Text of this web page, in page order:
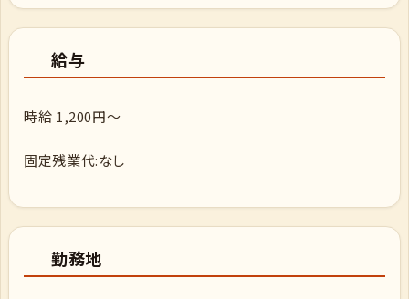
給与
時給 1,200円～
固定残業代:なし
勤務地